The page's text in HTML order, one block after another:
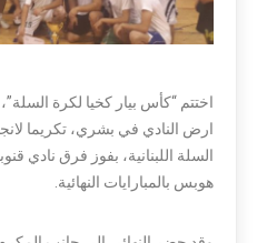
اختتم “كأس بيار كخيا لكرة
ارض النادي في بشري، تكريما
السلة اللبنانية، بفوز فرق نادي
هوبس بالمبارايات النهائية.